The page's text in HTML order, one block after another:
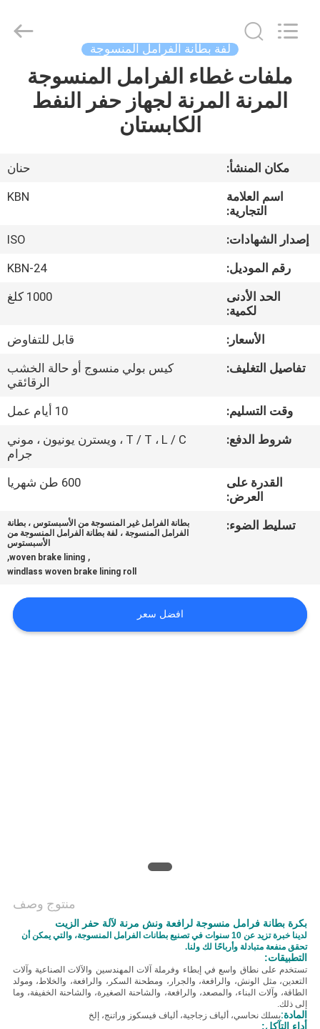
مسكن
معلومات
جولة
المعمل
مراقبة
الجودة
اتصل
اطلب
اقتباس
PRIVACY
POLICY
لفة بطانة الفرامل المنسوجة
ملفات غطاء الفرامل المنسوجة
المرنة المرنة لجهاز حفر النفط
الكابستان
مكان المنشأ:
حنان
اسم العلامة
التجارية:
KBN
إصدار الشهادات:
ISO
رقم الموديل:
KBN-24
الحد الأدنى
لكمية:
1000 كلغ
الأسعار:
قابل للتفاوض
تفاصيل التغليف:
كيس بولي منسوج أو حالة الخشب
الرقائقي
وقت التسليم:
10 أيام عمل
شروط الدفع:
T / T ، L / C ، ويسترن يونيون ، موني
جرام
القدرة على
العرض:
600 طن شهريا
تسليط الضوء:
بطانة الفرامل غير المنسوجة من الأسبستوس ، بطانة
الفرامل المنسوجة ، لفة بطانة الفرامل المنسوجة من
الأسبستوس
,
woven brake lining
,
windlass woven brake lining roll
افضل سعر
منتوج وصف
بكرة بطانة فرامل منسوجة لرافعة ونش مرنة لآلة حفر الزيت
لدينا خبرة تزيد عن 10 سنوات في تصنيع بطانات الفرامل المنسوجة، والتي يمكن أن
تحقق منفعة متبادلة وأرباحًا لك ولنا.
التطبيقات:
تستخدم على نطاق واسع في إبطاء وفرملة آلات المهندسين والآلات الصناعية وآلات
التعدين، مثل الونش، والرافعة، والجرار، ومطحنة السكر، والرافعة، والخلاط، ومولد
الطاقة، وآلات البناء، والمصعد، والرافعة، والشاحنة الصغيرة، والشاحنة الخفيفة، وما
إلى ذلك.
المادة:بسلك نحاسي، ألياف زجاجية، ألياف فيسكوز وراتنج، إلخ
أداء التآكل: